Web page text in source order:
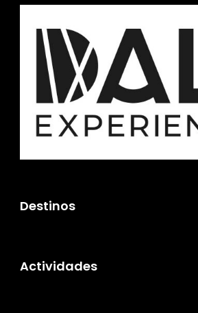
20 OCT - 30 OCT 2026
Desde €1.210
21 OCT - 31 OCT 2026
Desde €1.210
Desde €1.210
Destinos
Actividades